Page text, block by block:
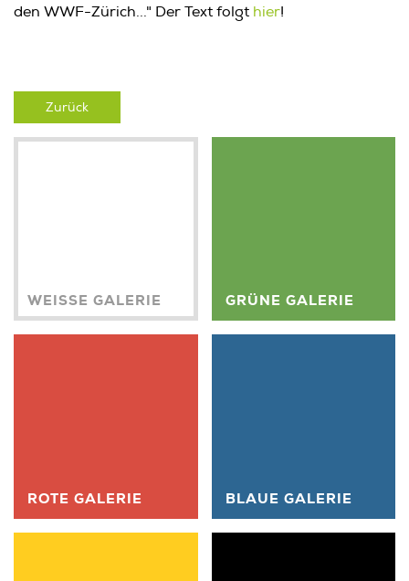
den WWF-Zürich..." Der Text folgt hier!
Zurück
WEISSE GALERIE GRÜNE GALERIE
ROTE GALERIE BLAUE GALERIE